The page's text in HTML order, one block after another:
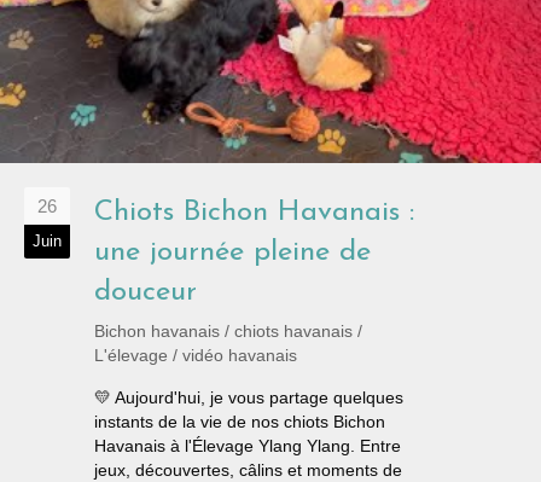
26
Juin
Chiots Bichon Havanais :
une journée pleine de
douceur
Bichon havanais / chiots havanais /
L'élevage / vidéo havanais
💛 Aujourd'hui, je vous partage quelques
instants de la vie de nos chiots Bichon
Havanais à l'Élevage Ylang Ylang. Entre
jeux, découvertes, câlins et moments de